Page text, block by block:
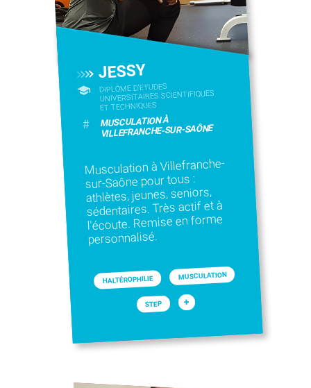
JESSY
DIPLÔME D'ETUDES
UNIVERSITAIRES SCIENTIFIQUES
ET TECHNIQUES
# MUSCULATION À
VILLEFRANCHE-SUR-SAÔNE
Musculation à Villefranche-
sur-Saône pour tous :
athlètes, jeunes, seniors,
sédentaires. Très actif et à
l'écoute. Remise en forme
personnalisé.
HALTÉROPHILIE MUSCULATION
STEP +